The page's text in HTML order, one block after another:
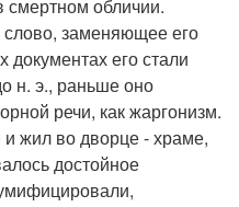
смертном обличии.
заменяющее его
его стали
н. э., раньше оно
речи, как жаргонизм.
жил во дворце - храме,
достойное